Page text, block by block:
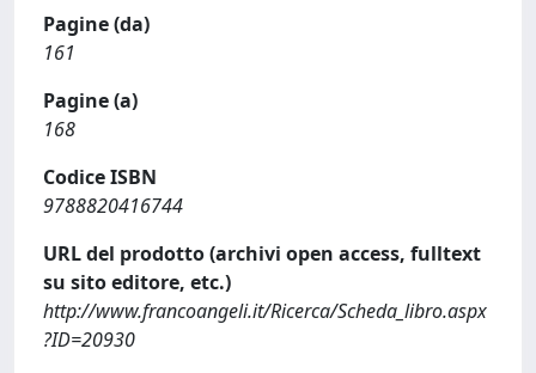
Pagine (da)
161
Pagine (a)
168
Codice ISBN
9788820416744
URL del prodotto (archivi open access, fulltext
su sito editore, etc.)
http://www.francoangeli.it/Ricerca/Scheda_libro.aspx
?ID=20930